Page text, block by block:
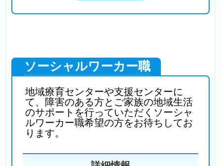
ソーシャルワーカー職
地域療育センターや支援センターに
て、障害のある方とご家族の地域生活
のサポートを行っていただくソーシャ
ルワーカー職希望の方をお待ちしてお
ります。